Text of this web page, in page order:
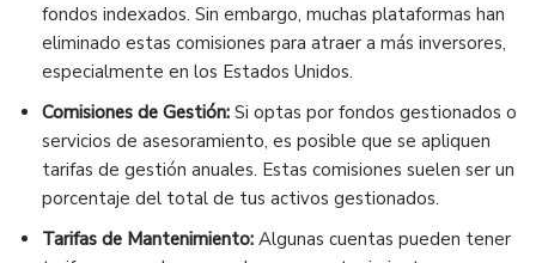
fondos indexados. Sin embargo, muchas plataformas han
eliminado estas comisiones para atraer a más inversores,
especialmente en los Estados Unidos.
Comisiones de Gestión: Si optas por fondos gestionados o
servicios de asesoramiento, es posible que se apliquen
tarifas de gestión anuales. Estas comisiones suelen ser un
porcentaje del total de tus activos gestionados.
Tarifas de Mantenimiento: Algunas cuentas pueden tener